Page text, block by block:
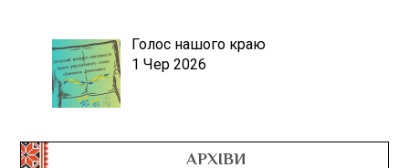
Голос нашого краю
1 Чер 2026
АРХІВИ